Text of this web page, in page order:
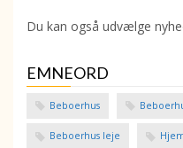
Du kan også udvælge
EMNEORD
Beboerhus
Beboerhus leje